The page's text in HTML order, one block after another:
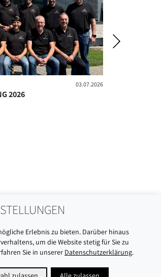
03.07.2026
2026
Erlebnis zu bieten. Darüber hinaus
um die Website stetig für Sie zu
Sie in unserer Datenschutzerklärung.